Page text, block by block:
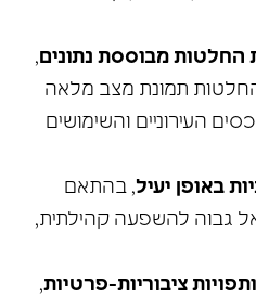
מבוססת נתונים,
תמונת מצב מלאה
העירוניים והשימושים
באופן יעיל, בהתאם
גבוה להשפעה קהילתית,
ציבוריות-פרטיות,